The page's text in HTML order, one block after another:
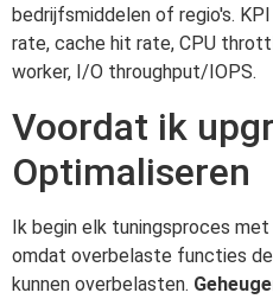
bedrijfsmiddelen of regio's.
rate, cache hit rate, CPU
worker, I/O throughput/IOPS.
Voordat ik
Optimaliseren
Ik begin elk tuningsproces
omdat overbelaste functies
kunnen overbelasten.